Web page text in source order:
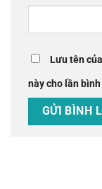
Lưu tên
này cho lần